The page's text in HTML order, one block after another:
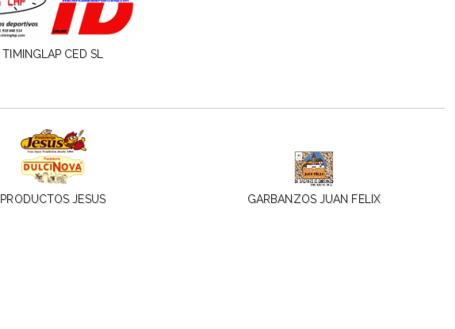
TIMINGLAP CED SL
PRODUCTOS JESUS GARBANZOS JUAN FELIX